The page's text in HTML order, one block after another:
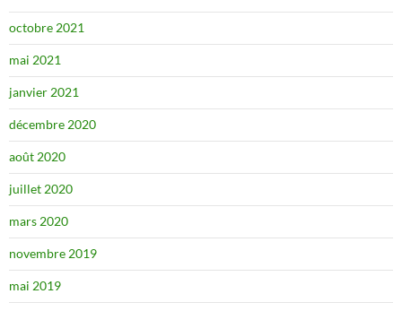
octobre 2021
mai 2021
janvier 2021
décembre 2020
août 2020
juillet 2020
mars 2020
novembre 2019
mai 2019